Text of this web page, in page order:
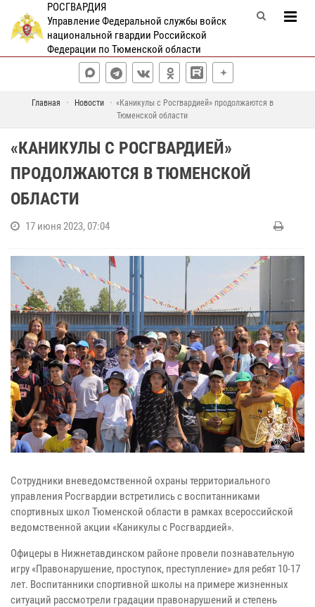
РОСГВАРДИЯ
Управление Федеральной службы войск
национальной гвардии Российской
Федерации по Тюменской области
Главная Новости
«Каникулы с Росгвардией» продолжаются в
Тюменской области
«КАНИКУЛЫ С РОСГВАРДИЕЙ»
ПРОДОЛЖАЮТСЯ В ТЮМЕНСКОЙ
ОБЛАСТИ
17 июня 2023, 07:04
Сотрудники вневедомственной охраны территориального
управления Росгвардии встретились с воспитанниками
спортивных школ Тюменской области в рамках всероссийской
ведомственной акции «Каникулы с Росгвардией».
Офицеры в Нижнетавдинском районе провели познавательную
игру «Правонарушение, проступок, преступление» для ребят 10-17
лет. Воспитанники спортивной школы на примере жизненных
ситуаций рассмотрели градации правонарушений и степень